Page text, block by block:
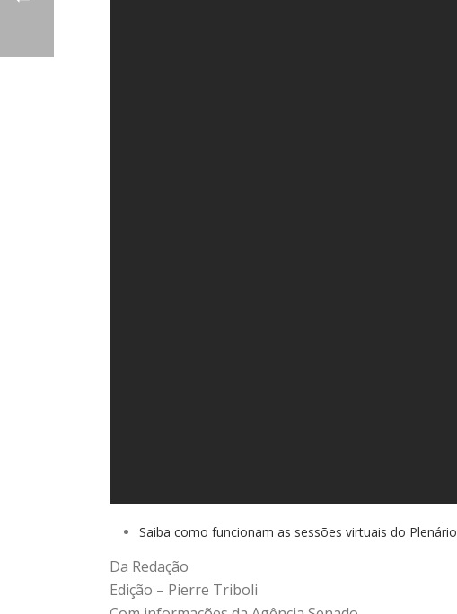
Saiba como funcionam as sessões virtuais do Plenário
Da Redação
Edição – Pierre Triboli